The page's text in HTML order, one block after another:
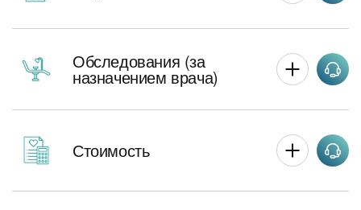
Обследования (за
назначением врача)
Стоимость